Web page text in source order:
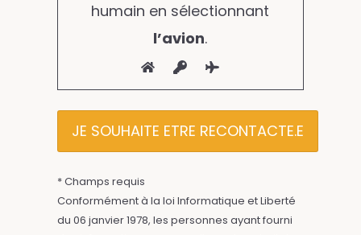
humain en sélectionnant
l’avion.
* Champs requis
Conformément à la loi Informatique et Liberté
du 06 janvier 1978, les personnes ayant fourni